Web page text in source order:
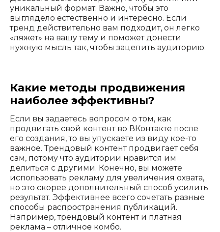
уникальный формат. Важно, чтобы это
выглядело естественно и интересно. Если
тренд действительно вам подходит, он легко
«ляжет» на вашу тему и поможет донести
нужную мысль так, чтобы зацепить аудиторию.
Какие методы продвижения
наиболее эффективны?
Если вы задаетесь вопросом о том, как
продвигать свой контент во ВКонтакте после
его создания, то вы упускаете из виду кое-то
важное. Трендовый контент продвигает себя
сам, потому что аудитории нравится им
делиться с другими. Конечно, вы можете
использовать рекламу для увеличения охвата,
но это скорее дополнительный способ усилить
результат. Эффективнее всего сочетать разные
способы распространения публикаций.
Например, трендовый контент и платная
реклама – отличное комбо.